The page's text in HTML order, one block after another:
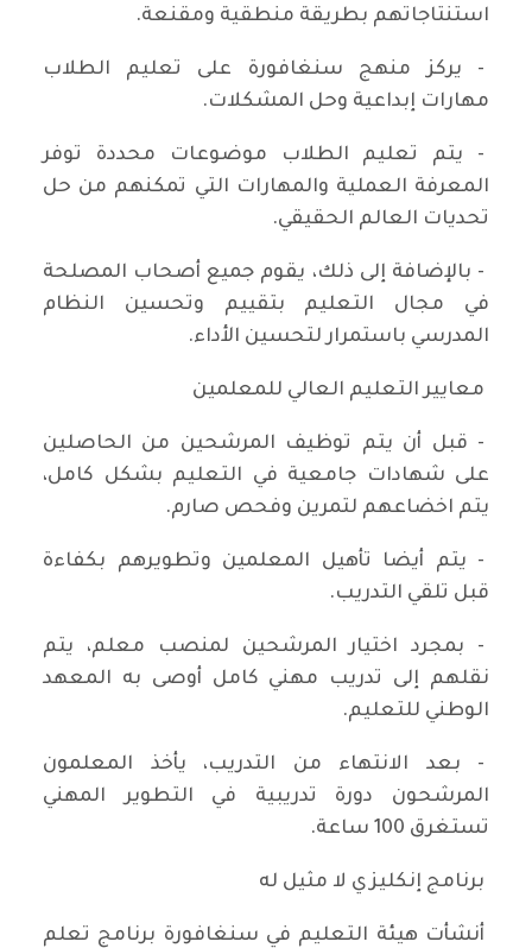
استنتاجاتهم بطريقة منطقية ومقنعة.
- يركز منهج سنغافورة على تعليم الطلاب
مهارات إبداعية وحل المشكلات.
- يتم تعليم الطلاب موضوعات محددة توفر
المعرفة العملية والمهارات التي تمكنهم من حل
تحديات العالم الحقيقي.
- بالإضافة إلى ذلك، يقوم جميع أصحاب المصلحة
في مجال التعليم بتقييم وتحسين النظام
المدرسي باستمرار لتحسين الأداء.
معايير التعليم العالي للمعلمين
- قبل أن يتم توظيف المرشحين من الحاصلين
على شهادات جامعية في التعليم بشكل كامل،
يتم اخضاعهم لتمرين وفحص صارم.
- يتم أيضا تأهيل المعلمين وتطويرهم بكفاءة
قبل تلقي التدريب.
- بمجرد اختيار المرشحين لمنصب معلم، يتم
نقلهم إلى تدريب مهني كامل أوصى به المعهد
الوطني للتعليم.
- بعد الانتهاء من التدريب، يأخذ المعلمون
المرشحون دورة تدريبية في التطوير المهني
تستغرق 100 ساعة.
برنامج إنكليزي لا مثيل له
أنشأت هيئة التعليم في سنغافورة برنامج تعلم